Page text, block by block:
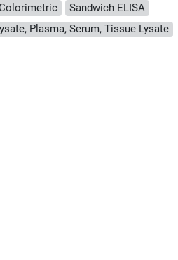
Sandwich ELISA
Plasma, Serum, Tissue Lysate